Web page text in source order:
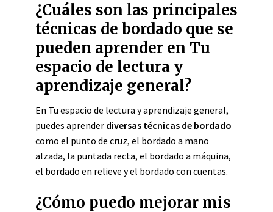
¿Cuáles son las principales
técnicas de bordado que se
pueden aprender en Tu
espacio de lectura y
aprendizaje general?
En Tu espacio de lectura y aprendizaje general,
puedes aprender diversas técnicas de bordado
como el punto de cruz, el bordado a mano
alzada, la puntada recta, el bordado a máquina,
el bordado en relieve y el bordado con cuentas.
¿Cómo puedo mejorar mis